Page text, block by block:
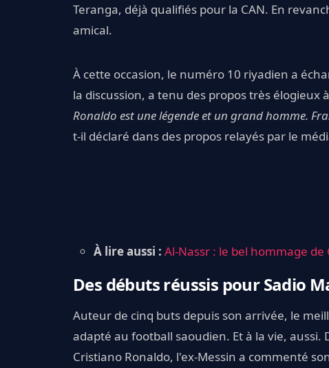
Teranga, déjà qualifiés pour la CAN. En
amical.
À cette occasion, le numéro 10 riyadien a
la discussion, a tenu des propos très élogieux
Ronaldo est une légende et un grand homme.
t-il déclaré dans des propos relayés par le
À lire aussi : Al-Nassr : le bel hommage
Des débuts réussis pour Sadio
Auteur de cinq buts depuis son arrivée, le
adapté au football saoudien. Et à la vie,
Cristiano Ronaldo, l'ex-Messin a commenté